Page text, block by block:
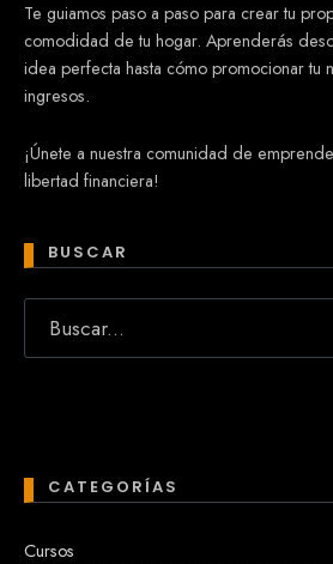
Te guiamos paso a paso para crear tu
comodidad de tu hogar. Aprenderás
idea perfecta hasta cómo promocionar tu
ingresos.
¡Únete a nuestra comunidad de
libertad financiera!
BUSCAR
CATEGORÍAS
Cursos